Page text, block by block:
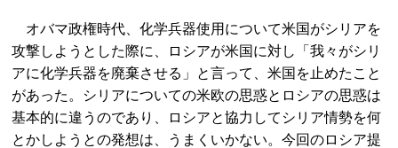
オバマ政権時代、化学兵器使用について米国がシリアを
攻撃しようとした際に、ロシアが米国に対し「我々がシリ
アに化学兵器を廃棄させる」と言って、米国を止めたこと
があった。シリアについての米欧の思惑とロシアの思惑は
基本的に違うのであり、ロシアと協力してシリア情勢を何
とかしようとの発想は、うまくいかない。今回のロシア提